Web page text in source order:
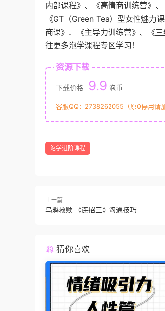
内部课程》、《高情商训练营》
《GT（Green Tea）型女性魅力
商课》、《主导力训练营》、《三
往更多泡学课程专区学习！
资源下载
下载价格 9.9 泡币
客服QQ：2738262055（原Q停用请加
泡学进阶课程
上一篇
乌鸦救赎 《连招三》沟通技巧
猜你喜欢